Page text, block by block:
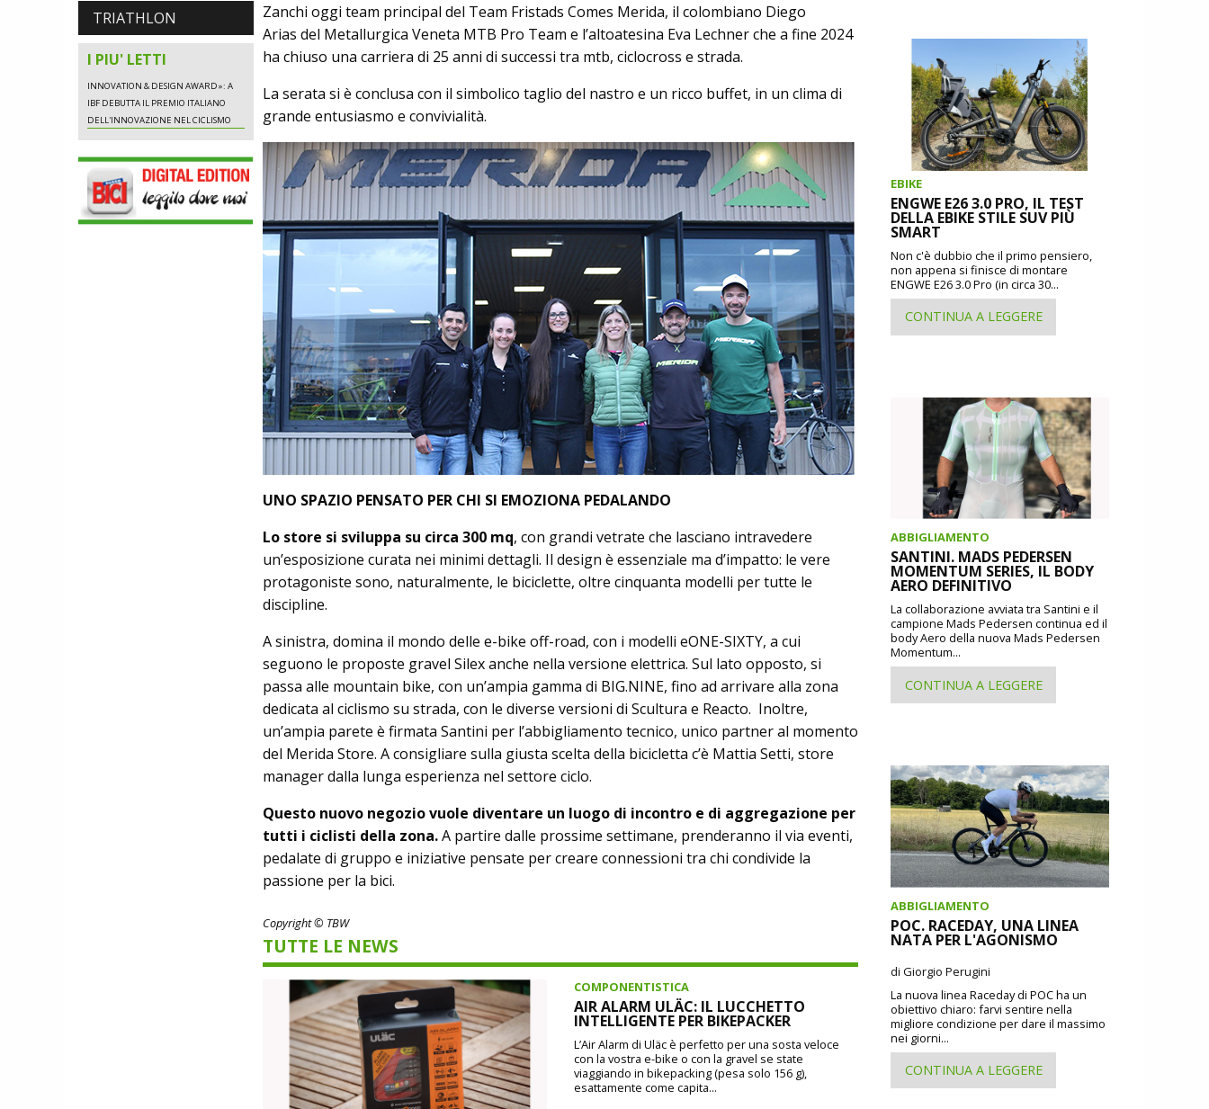
TRIATHLON
I PIU' LETTI
NASCE «ANTONIO COLOMBO
IBF DEBUTTA IL PREMIO ITALIANO
DELL'INNOVAZIONE NEL CICLISMO
NASCE «ANTONIO COLOMBO
INNOVATION & DESIGN AWARD»: A
IBF DEBUTTA IL PREMIO ITALIANO
DELL'INNOVAZIONE NEL CICLISMO
Zanchi oggi team principal del Team Fristads Comes Merida, il colombiano Diego
Arias del Metallurgica Veneta MTB Pro Team e l’altoatesina Eva Lechner che a fine 2024
ha chiuso una carriera di 25 anni di successi tra mtb, ciclocross e strada.
La serata si è conclusa con il simbolico taglio del nastro e un ricco buffet, in un clima di
grande entusiasmo e convivialità.
UNO SPAZIO PENSATO PER CHI SI EMOZIONA PEDALANDO
Lo store si sviluppa su circa 300 mq, con grandi vetrate che lasciano intravedere
un’esposizione curata nei minimi dettagli. Il design è essenziale ma d’impatto: le vere
protagoniste sono, naturalmente, le biciclette, oltre cinquanta modelli per tutte le
discipline.
A sinistra, domina il mondo delle e-bike off-road, con i modelli eONE-SIXTY, a cui
seguono le proposte gravel Silex anche nella versione elettrica. Sul lato opposto, si
passa alle mountain bike, con un’ampia gamma di BIG.NINE, fino ad arrivare alla zona
dedicata al ciclismo su strada, con le diverse versioni di Scultura e Reacto. Inoltre,
un’ampia parete è firmata Santini per l’abbigliamento tecnico, unico partner al momento
del Merida Store. A consigliare sulla giusta scelta della bicicletta c’è Mattia Setti, store
manager dalla lunga esperienza nel settore ciclo.
Questo nuovo negozio vuole diventare un luogo di incontro e di aggregazione per
tutti i ciclisti della zona.A partire dalle prossime settimane, prenderanno il via eventi,
pedalate di gruppo e iniziative pensate per creare connessioni tra chi condivide la
passione per la bici.
Copyright © TBW
TUTTE LE NEWS
COMPONENTISTICA
AIR ALARM ULÄC: IL LUCCHETTO
INTELLIGENTE PER BIKEPACKER
L’Air Alarm di Uläc è perfetto per una sosta veloce
con la vostra e-bike o con la gravel se state
viaggiando in bikepacking (pesa solo 156 g),
esattamente come capita...
EBIKE
ENGWE E26 3.0 PRO, IL TEST
DELLA EBIKE STILE SUV PIÙ
SMART
Non c'è dubbio che il primo pensiero,
non appena si finisce di montare
ENGWE E26 3.0 Pro (in circa 30...
CONTINUA A LEGGERE
ABBIGLIAMENTO
SANTINI. MADS PEDERSEN
MOMENTUM SERIES, IL BODY
AERO DEFINITIVO
La collaborazione avviata tra Santini e il
campione Mads Pedersen continua ed il
body Aero della nuova Mads Pedersen
Momentum...
CONTINUA A LEGGERE
ABBIGLIAMENTO
POC. RACEDAY, UNA LINEA
NATA PER L'AGONISMO
di Giorgio Perugini
La nuova linea Raceday di POC ha un
obiettivo chiaro: farvi sentire nella
migliore condizione per dare il massimo
nei giorni...
CONTINUA A LEGGERE